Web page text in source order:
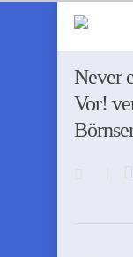
Never
Vor!